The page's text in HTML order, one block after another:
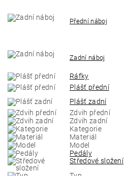
Přední náboj
Zadní náboj
Ráfky
Plášť přední
Plášť zadní
Zdvih přední
Zdvih zadní
Kategorie
Materiál
Model
Pedály
Středové složení